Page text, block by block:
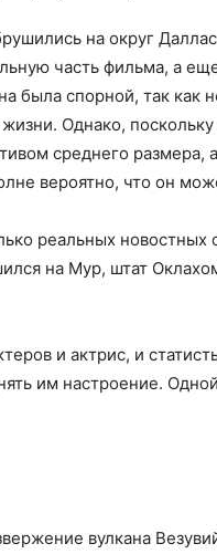
на округ
часть фильма, а
была спорной, так как
Однако,
среднего размера,
вероятно, что он
реальных
на Мур, штат
и актрис, и
им настроение.
вулкана